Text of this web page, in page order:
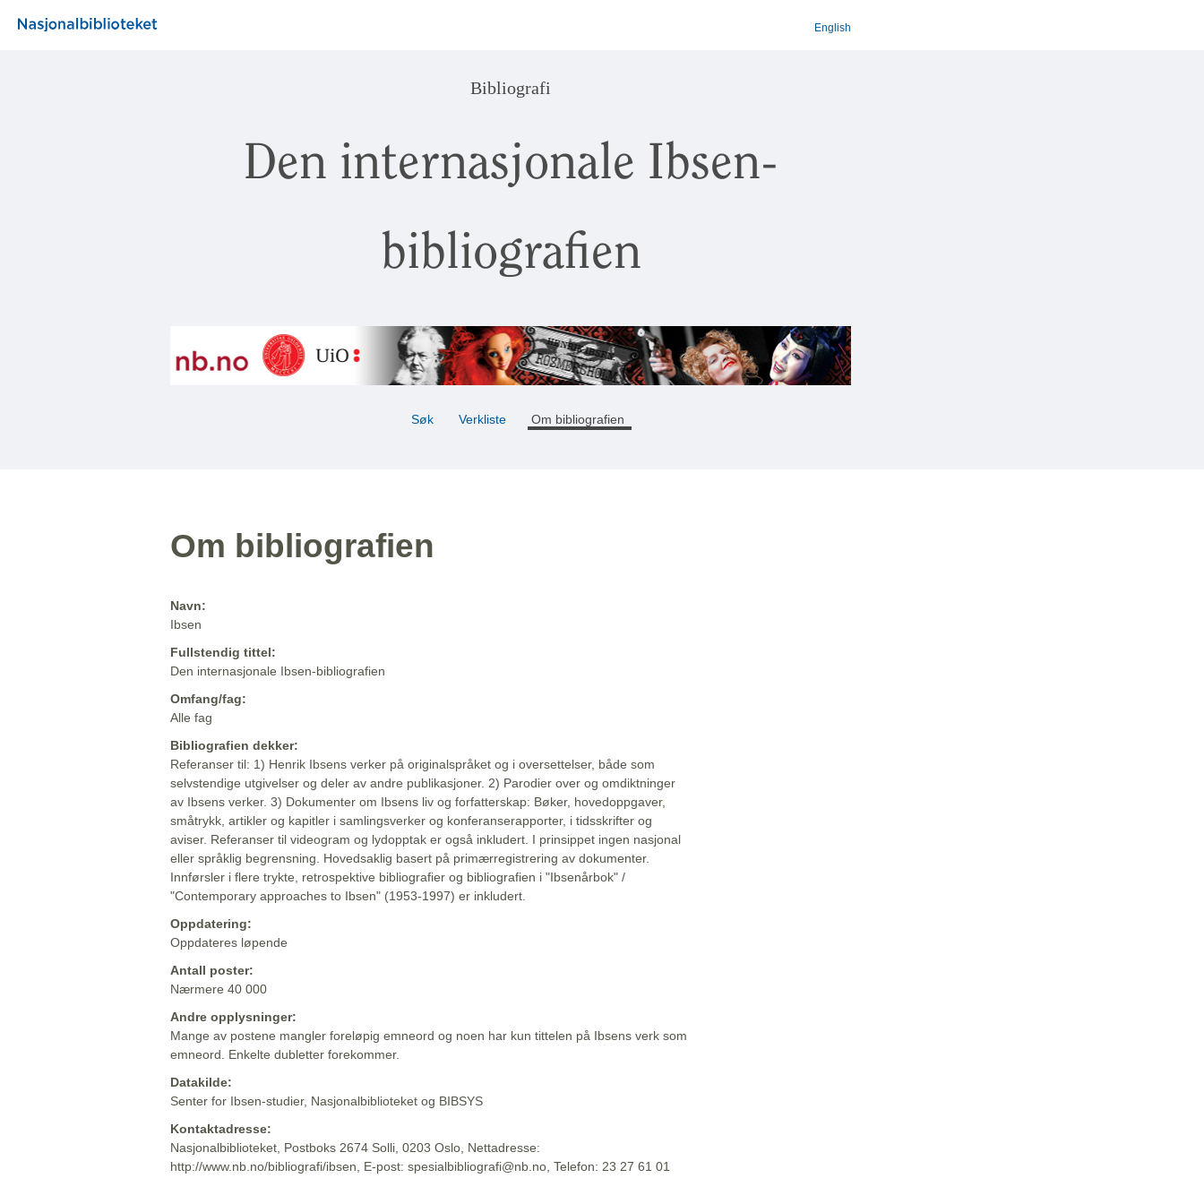
English
Bibliografi
Den internasjonale Ibsen-
bibliografien
Søk Verkliste Om bibliografien
Om bibliografien
Navn:
Ibsen
Fullstendig tittel:
Den internasjonale Ibsen-bibliografien
Omfang/fag:
Alle fag
Bibliografien dekker:
Referanser til: 1) Henrik Ibsens verker på originalspråket og i oversettelser, både som
selvstendige utgivelser og deler av andre publikasjoner. 2) Parodier over og omdiktninger
av Ibsens verker. 3) Dokumenter om Ibsens liv og forfatterskap: Bøker, hovedoppgaver,
småtrykk, artikler og kapitler i samlingsverker og konferanserapporter, i tidsskrifter og
aviser. Referanser til videogram og lydopptak er også inkludert. I prinsippet ingen nasjonal
eller språklig begrensning. Hovedsaklig basert på primærregistrering av dokumenter.
Innførsler i flere trykte, retrospektive bibliografier og bibliografien i "Ibsenårbok" /
"Contemporary approaches to Ibsen" (1953-1997) er inkludert.
Oppdatering:
Oppdateres løpende
Antall poster:
Nærmere 40 000
Andre opplysninger:
Mange av postene mangler foreløpig emneord og noen har kun tittelen på Ibsens verk som
emneord. Enkelte dubletter forekommer.
Datakilde:
Senter for Ibsen-studier, Nasjonalbiblioteket og BIBSYS
Kontaktadresse:
Nasjonalbiblioteket, Postboks 2674 Solli, 0203 Oslo, Nettadresse:
http://www.nb.no/bibliografi/ibsen, E-post: spesialbibliografi@nb.no, Telefon: 23 27 61 01